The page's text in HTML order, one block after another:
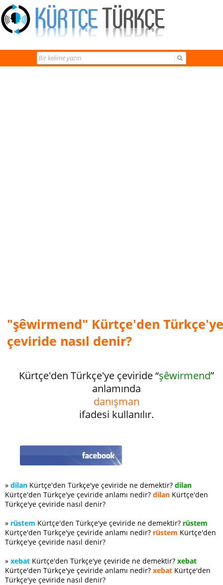
"şêwirmend" Kürtçe'den Türkçe'ye
çeviride nasıl denir?
Kürtçe'den Türkçe'ye çeviride “şêwirmend”
anlamında
danışman
ifadesi kullanılır.
» dilan Kürtçe'den Türkçe'ye çeviride ne demektir? dilan
Kürtçe'den Türkçe'ye çeviride anlamı nedir? dilan Kürtçe'den
Türkçe'ye çeviride nasıl denir?
» rüstem Kürtçe'den Türkçe'ye çeviride ne demektir? rüstem
Kürtçe'den Türkçe'ye çeviride anlamı nedir? rüstem Kürtçe'den
Türkçe'ye çeviride nasıl denir?
» xebat Kürtçe'den Türkçe'ye çeviride ne demektir? xebat
Kürtçe'den Türkçe'ye çeviride anlamı nedir? xebat Kürtçe'den
Türkçe'ye çeviride nasıl denir?